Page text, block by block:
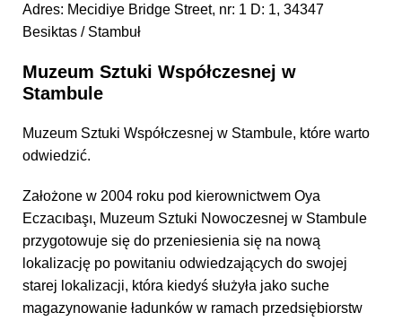
Adres: Mecidiye Bridge Street, nr: 1 D: 1, 34347
Besiktas / Stambuł
Muzeum Sztuki Współczesnej w
Stambule
Muzeum Sztuki Współczesnej w Stambule, które warto
odwiedzić.
Założone w 2004 roku pod kierownictwem Oya
Eczacıbaşı, Muzeum Sztuki Nowoczesnej w Stambule
przygotowuje się do przeniesienia się na nową
lokalizację po powitaniu odwiedzających do swojej
starej lokalizacji, która kiedyś służyła jako suche
magazynowanie ładunków w ramach przedsiębiorstw